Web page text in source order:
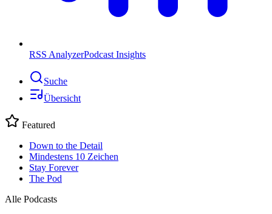
RSS AnalyzerPodcast Insights
Suche
Übersicht
Featured
Down to the Detail
Mindestens 10 Zeichen
Stay Forever
The Pod
Alle Podcasts